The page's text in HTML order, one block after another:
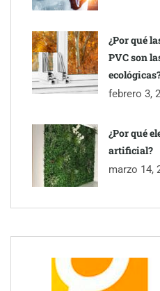
¿Por qué
PVC son
febrero 3,
¿Por qué
artificial?
marzo 14,